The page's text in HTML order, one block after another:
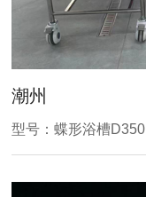
潮州
型号：蝶形浴槽D350